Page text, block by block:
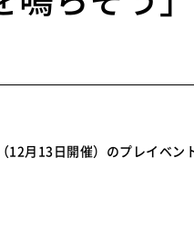
（12月13日開催）のプレイベ